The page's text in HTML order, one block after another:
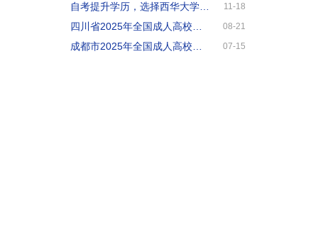
自考提升学历，选择西华大学，免考学位英语申请学位 11-18
08-21
07-15